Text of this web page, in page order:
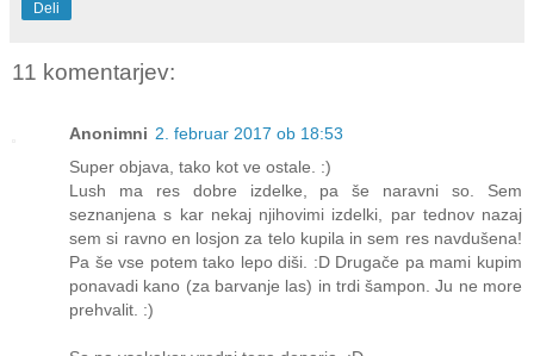
Deli
11 komentarjev:
Anonimni 2. februar 2017 ob 18:53
Super objava, tako kot ve ostale. :)
Lush ma res dobre izdelke, pa še naravni so. Sem
seznanjena s kar nekaj njihovimi izdelki, par tednov nazaj
sem si ravno en losjon za telo kupila in sem res navdušena!
Pa še vse potem tako lepo diši. :D Drugače pa mami kupim
ponavadi kano (za barvanje las) in trdi šampon. Ju ne more
prehvalit. :)